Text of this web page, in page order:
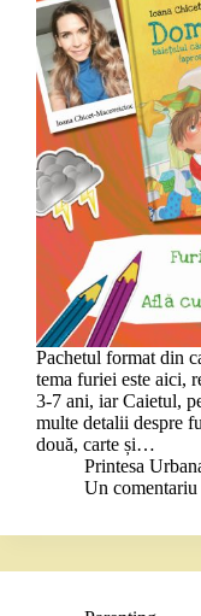
Pachetul format din
tema furiei este aici,
3-7 ani, iar Caietul,
multe detalii despre
două, carte și…
Printesa
Un comentariu